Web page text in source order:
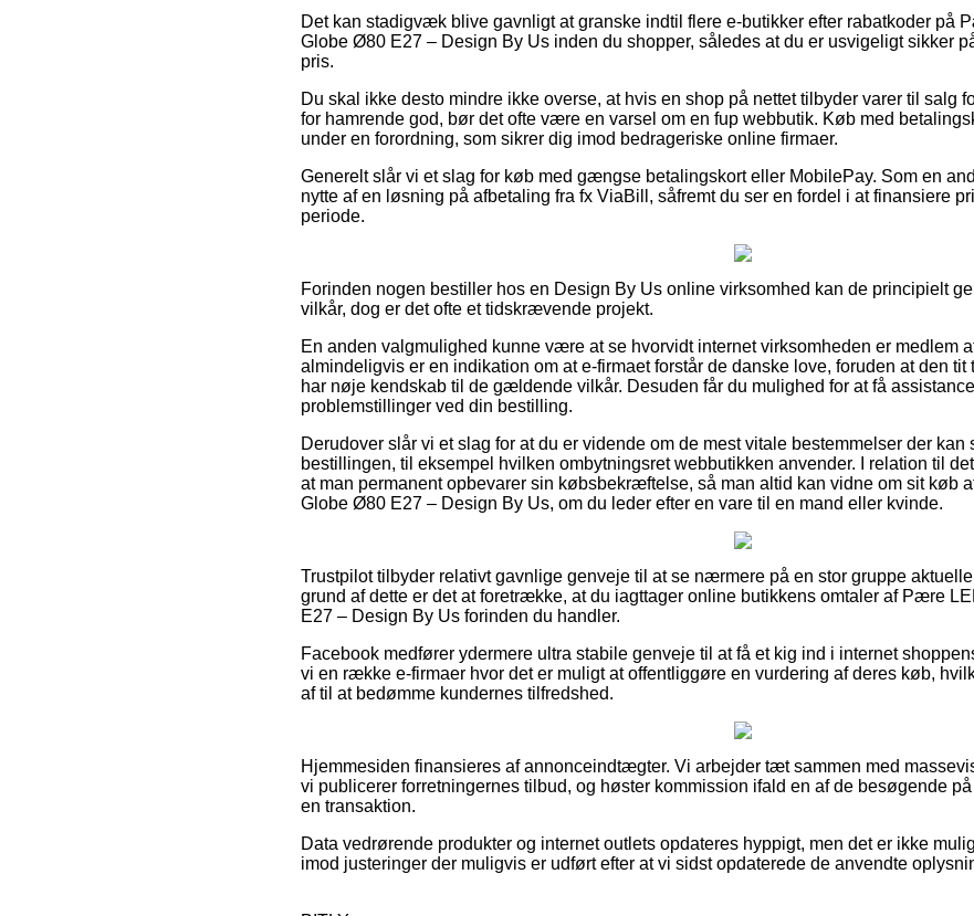
Det kan stadigvæk blive gavnligt at granske indtil flere e-butikker efter rabatkoder på
Globe Ø80 E27 – Design By Us inden du shopper, således at du er usvigeligt sikker
pris.
Du skal ikke desto mindre ikke overse, at hvis en shop på nettet tilbyder varer til salg
for hamrende god, bør det ofte være en varsel om en fup webbutik. Køb med
under en forordning, som sikrer dig imod bedrageriske online firmaer.
Generelt slår vi et slag for køb med gængse betalingskort eller MobilePay. Som en
nytte af en løsning på afbetaling fra fx ViaBill, såfremt du ser en fordel i at finansiere
periode.
Forinden nogen bestiller hos en Design By Us online virksomhed kan de principielt
vilkår, dog er det ofte et tidskrævende projekt.
En anden valgmulighed kunne være at se hvorvidt internet virksomheden er medlem
almindeligvis er en indikation om at e-firmaet forstår de danske love, foruden at den
har nøje kendskab til de gældende vilkår. Desuden får du mulighed for at få
problemstillinger ved din bestilling.
Derudover slår vi et slag for at du er vidende om de mest vitale bestemmelser der
bestillingen, til eksempel hvilken ombytningsret webbutikken anvender. I relation til
at man permanent opbevarer sin købsbekræftelse, så man altid kan vidne om sit køb
Globe Ø80 E27 – Design By Us, om du leder efter en vare til en mand eller kvinde.
Trustpilot tilbyder relativt gavnlige genveje til at se nærmere på en stor gruppe
grund af dette er det at foretrække, at du iagttager online butikkens omtaler af Pære
E27 – Design By Us forinden du handler.
Facebook medfører ydermere ultra stabile genveje til at få et kig ind i internet
vi en række e-firmaer hvor det er muligt at offentliggøre en vurdering af deres køb,
af til at bedømme kundernes tilfredshed.
Hjemmesiden finansieres af annonceindtægter. Vi arbejder tæt sammen med
vi publicerer forretningernes tilbud, og høster kommission ifald en af de besøgende
en transaktion.
Data vedrørende produkter og internet outlets opdateres hyppigt, men det er ikke
imod justeringer der muligvis er udført efter at vi sidst opdaterede de anvendte